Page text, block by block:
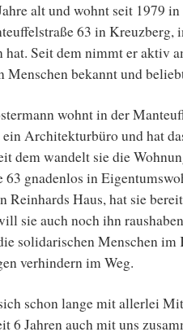
alt und wohnt seit 1979
63 in Kreuzberg,
hat. Seit dem nimmt er aktiv
Menschen bekannt und
wohnt in der
Architekturbüro und hat
dem wandelt sie die
63 gnadenlos in
Reinhards Haus, hat sie
sie auch noch ihn
solidarischen Menschen im
verhindern im Weg.
schon lange mit allerlei
6 Jahren auch mit uns